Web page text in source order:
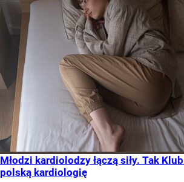
Młodzi kardiolodzy łączą siły. Tak
polską kardiologię